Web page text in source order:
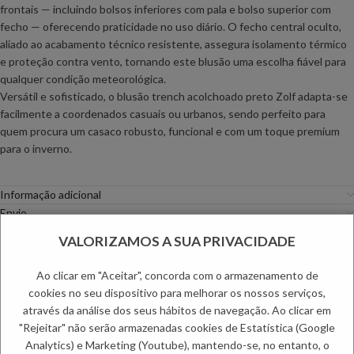
frontais — incluindo bolsos inferiores com pala e bolso superior com
fecho — oferecendo praticidade no uso diário. O fecho central oculto,
aliado ao acabamento técnico resistente, assegura isolamento térmico
e proteção contra vento, tornando este blusão uma escolha fiável para
qualquer condição meteorológica.
Versátil e sofisticado, o blusão trench acolchoado preto Zolf adapta-se
facilmente a coordenados casuais ou urbanos, sendo perfeito para
quem procura um casaco robusto, funcional e com um toque premium
para o inverno.
Informação adicional
Envio
Trocas e Devoluções
Categorias:Casacos , Homem
Etiqueta: Primavera Homem 26
PRODUTOS RELACIONADOS:
VALORIZAMOS A SUA PRIVACIDADE
Ao clicar em "Aceitar", concorda com o armazenamento de
cookies no seu dispositivo para melhorar os nossos serviços,
através da análise dos seus hábitos de navegação. Ao clicar em
"Rejeitar" não serão armazenadas cookies de Estatística (Google
Analytics) e Marketing (Youtube), mantendo-se, no entanto, o